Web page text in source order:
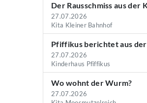
Der Rausschmiss aus der
27.07.2026
Kita Kleiner Bahnhof
Pfiffikus berichtet aus
27.07.2026
Kinderhaus Pfiffikus
Wo wohnt der Wurm?
27.07.2026